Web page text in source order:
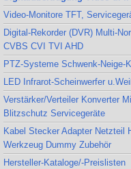
Video-Monitore TFT,
Digital-Rekorder (DVR) Multi-
CVBS CVI TVI AHD
PTZ-Systeme Schwenk-Neige-
LED Infrarot-Scheinwerfer
Verstärker/Verteiler Konverter
Blitzschutz Servicegeräte
Kabel Stecker Adapter Netzteil
Werkzeug Dummy Zubehör
Hersteller-Kataloge/-Preislisten